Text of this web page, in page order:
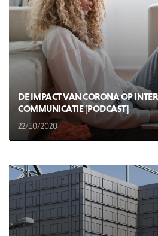
DE IMPACT VAN CORONA OP
COMMUNICATIE [PODCAST]
22/10/2020